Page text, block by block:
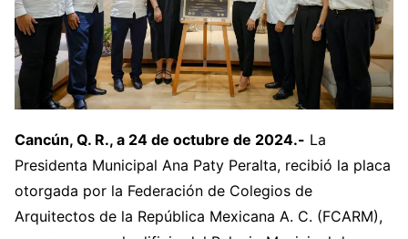
Cancún, Q. R., a 24 de octubre de 2024.- La
Presidenta Municipal Ana Paty Peralta, recibió la placa
otorgada por la Federación de Colegios de
Arquitectos de la República Mexicana A. C. (FCARM),